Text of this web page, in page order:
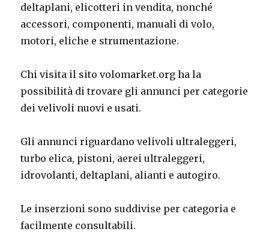
deltaplani, elicotteri in vendita, nonché
accessori, componenti, manuali di volo,
motori, eliche e strumentazione.
Chi visita il sito volomarket.org ha la
possibilità di trovare gli annunci per categorie
dei velivoli nuovi e usati.
Gli annunci riguardano velivoli ultraleggeri,
turbo elica, pistoni, aerei ultraleggeri,
idrovolanti, deltaplani, alianti e autogiro.
Le inserzioni sono suddivise per categoria e
facilmente consultabili.